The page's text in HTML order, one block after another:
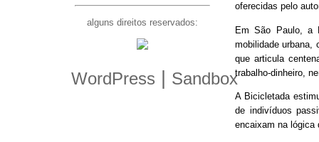
oferecidas pelo
Em São Paulo, a
mobilidade urbana,
que articula
trabalho-dinheiro,
A Bicicletada
de indivíduos
encaixam na lógica
alguns direitos reservados:
WordPress Sandbox